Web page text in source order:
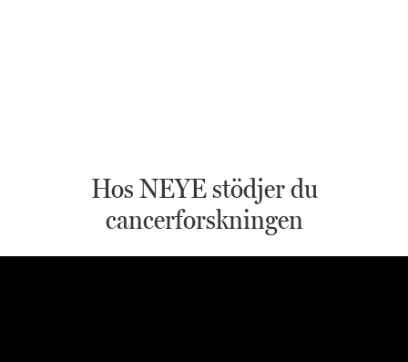
Hos NEYE stödjer du
cancerforskningen